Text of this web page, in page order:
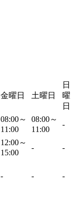
金曜日 土曜日
日
曜
日
08:00～
11:00
08:00～
11:00
-
12:00～
15:00
- -
- - -